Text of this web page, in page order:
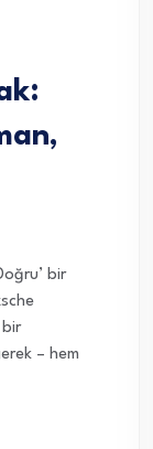
bir
bir
– hem